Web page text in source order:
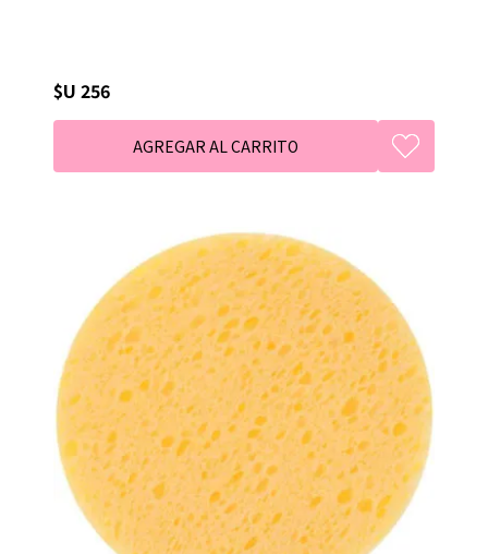
$U 256